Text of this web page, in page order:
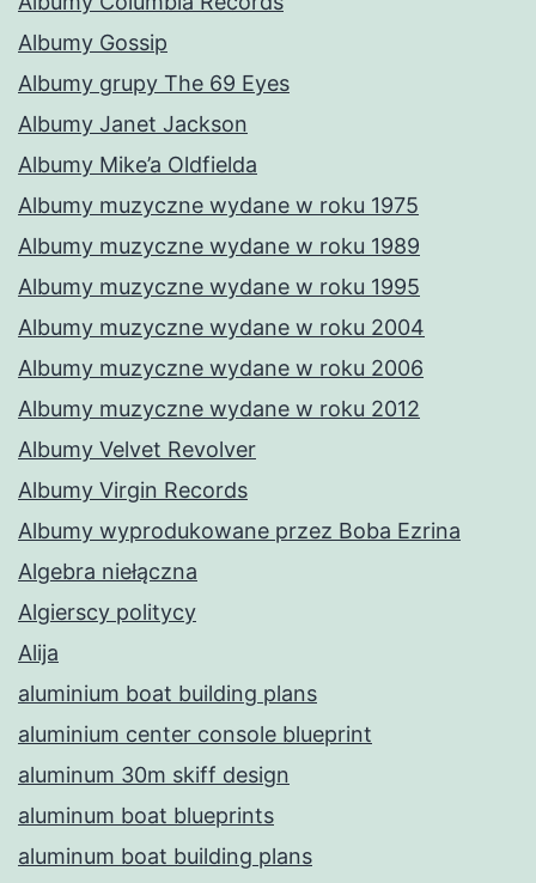
Albumy Gossip
Albumy grupy The 69 Eyes
Albumy Janet Jackson
Albumy Mike’a Oldfielda
Albumy muzyczne wydane w roku 1975
Albumy muzyczne wydane w roku 1989
Albumy muzyczne wydane w roku 1995
Albumy muzyczne wydane w roku 2004
Albumy muzyczne wydane w roku 2006
Albumy muzyczne wydane w roku 2012
Albumy Velvet Revolver
Albumy Virgin Records
Albumy wyprodukowane przez Boba Ezrina
Algebra niełączna
Algierscy politycy
Alija
aluminium boat building plans
aluminium center console blueprint
aluminum 30m skiff design
aluminum boat blueprints
aluminum boat building plans